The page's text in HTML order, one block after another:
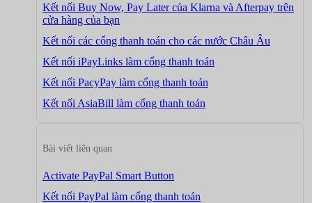
Kết nối Buy Now, Pay Later của Klarna và Afterpay trên
cửa hàng của bạn
Kết nối các cổng thanh toán cho các nước Châu Âu
Kết nối iPayLinks làm cổng thanh toán
Kết nối PacyPay làm cổng thanh toán
Kết nối AsiaBill làm cổng thanh toán
Bài viết liên quan
Activate PayPal Smart Button
Kết nối PayPal làm cổng thanh toán